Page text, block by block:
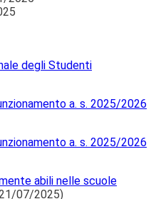
degli Studenti
a. s. 2025/2026
a. s. 2025/2026
abili nelle scuole
07/2025)